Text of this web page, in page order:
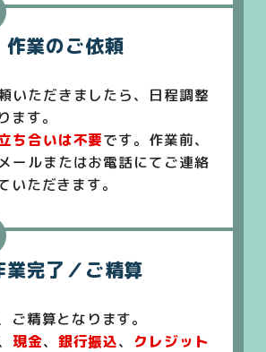
作業のご依頼
いただきましたら、日程調整
ます。
ち合いは不要です。作業前、
ールまたはお電話にてご連絡
いただきます。
業完了／ご精算
ご精算となります。
現金、 銀行振込、 クレジット